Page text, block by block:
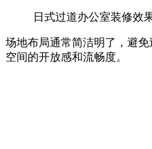
日式过道办公室装修效
场地布局通常简洁明了，避
空间的开放感和流畅度。